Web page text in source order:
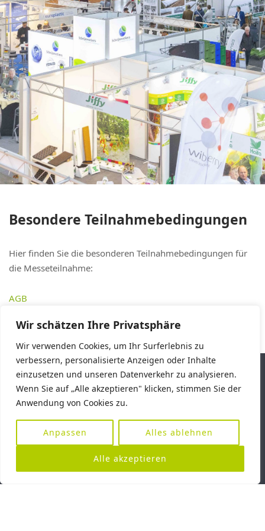
Wir schätzen Ihre Privatsphäre
Wir verwenden Cookies, um Ihr Surferlebnis zu
verbessern, personalisierte Anzeigen oder Inhalte
einzusetzen und unseren Datenverkehr zu analysieren.
Wenn Sie auf „Alle akzeptieren" klicken, stimmen Sie der
Anwendung von Cookies zu.
Anpassen Alles ablehnen
Alle akzeptieren
Besondere Teilnahmebedingungen
Hier finden Sie die besonderen Teilnahmebedingungen für
die Messeteilnahme:
AGB
Kontakt
Verband Süddeutscher Spargel- und Erdbeeranbauer e.V.
Werner-von-Siemens-Straße 2-6 | Gebäude 5161